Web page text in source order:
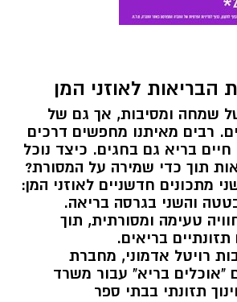
הבריאות לאוזני המן
שמחה ומסיבות, אך גם של
רבים מאיתנו מחפשים דרכים
בריא גם בחגים. כיצד נוכל
תוך כדי שמירה על המסורת?
מתכונים חדשניים לאוזני המן:
והשני בגרסה בריאה.
טעימה ומסורתית, תוך
בריאים.
רויטל אדמוני, מחברת
"אוכלים בריא" עבור משרד
תזונתי בבתי ספר